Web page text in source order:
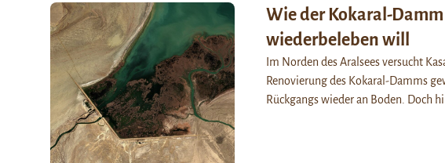
Wie der Kokaral-
wiederbeleben will
Im Norden des Aralsees versucht
Renovierung des Kokaral-Damms
Rückgangs wieder an Boden. Doch